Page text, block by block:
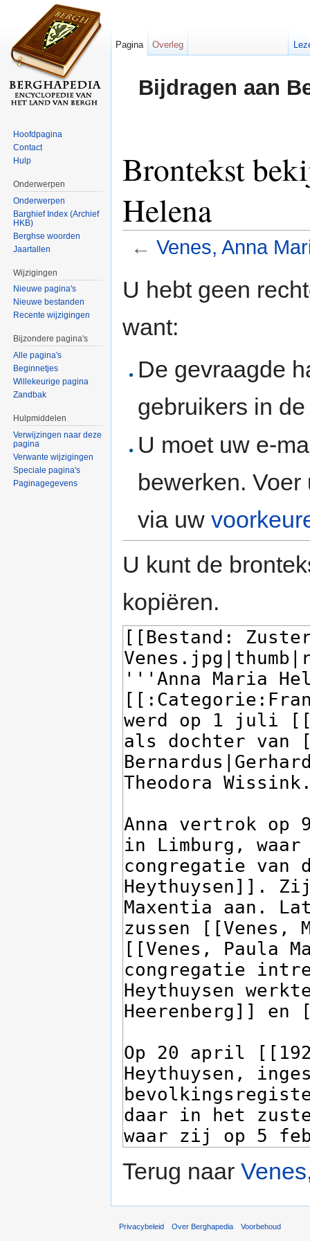
Bijdragen aan
Brontekst
Helena
← Venes, Anna
U hebt geen
want:
De gevraagde
gebruikers in
U moet uw e-
bewerken.
via uw
U kunt de
kopiëren.
Terug naar
Pagina Overleg
Hoofdpagina
Contact
Hulp
Onderwerpen
Onderwerpen
Barghief Index (Archief
HKB)
Berghse woorden
Jaartallen
Wijzigingen
Nieuwe pagina's
Nieuwe bestanden
Recente wijzigingen
Bijzondere pagina's
Alle pagina's
Beginnetjes
Willekeurige pagina
Zandbak
Hulpmiddelen
Verwijzingen naar deze
pagina
Verwante wijzigingen
Speciale pagina's
Paginagegevens
Privacybeleid Over Berghapedia Voorbehoud